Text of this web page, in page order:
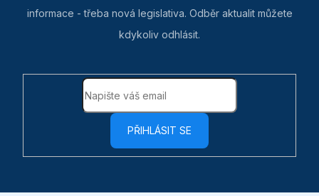
informace - třeba nová legislativa. Odběr aktualit můžete
kdykoliv odhlásit.
PŘIHLÁSIT SE